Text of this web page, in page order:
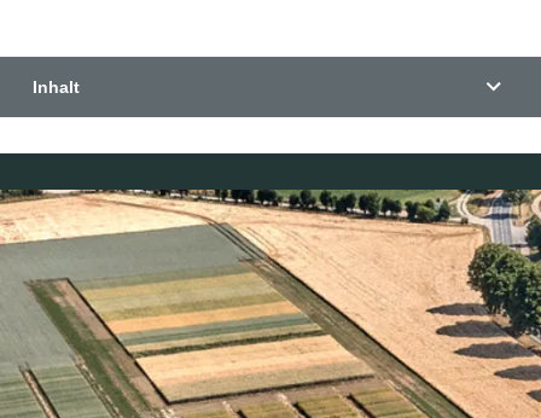
unbeantwortet bleiben, freut sich Ihr KWS Berater über
eine Nachricht oder einen Anruf.
Inhalt